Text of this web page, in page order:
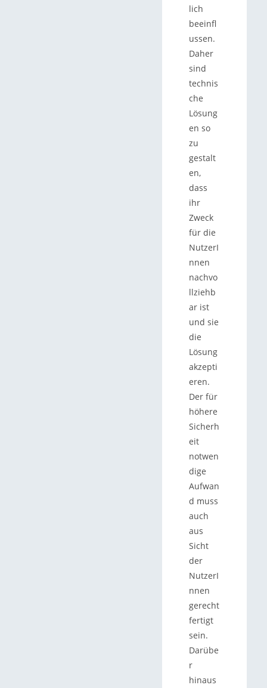
lich
beeinfl
ussen.
Daher
sind
technis
che
Lösung
en so
zu
gestalt
en,
dass
ihr
Zweck
für die
NutzerI
nnen
nachvo
llziehb
ar ist
und sie
die
Lösung
akzepti
eren.
Der für
höhere
Sicherh
eit
notwen
dige
Aufwan
d muss
auch
aus
Sicht
der
NutzerI
nnen
gerecht
fertigt
sein.
Darübe
r
hinaus